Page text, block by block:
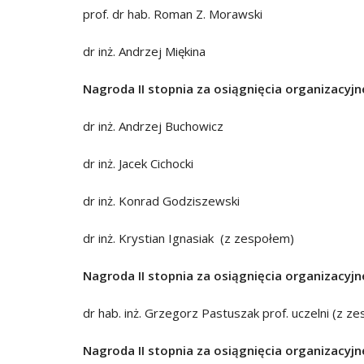
prof. dr hab. Roman Z. Morawski
dr inż. Andrzej Miękina
Nagroda II stopnia za osiągnięcia
dr inż. Andrzej Buchowicz
dr inż. Jacek Cichocki
dr inż. Konrad Godziszewski
dr inż. Krystian Ignasiak (z zespołem)
Nagroda II stopnia za osiągnięcia
dr hab. inż. Grzegorz Pastuszak prof. uczelni (z
Nagroda II stopnia za osiągnięcia